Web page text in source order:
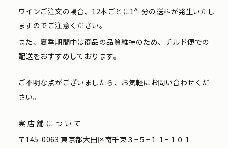
ワインご注文の場合、12本ごとに1件分の送料が発生いたし
ますのでご注意ください。
また、夏季期間中は商品の品質維持のため、チルド便での
配送をおすすめしております。
ご不明な点がございましたら、お気軽にお問い合わせくだ
さい。
実店舗について
〒145-0063 東京都大田区南千束３−５−１１−１０１